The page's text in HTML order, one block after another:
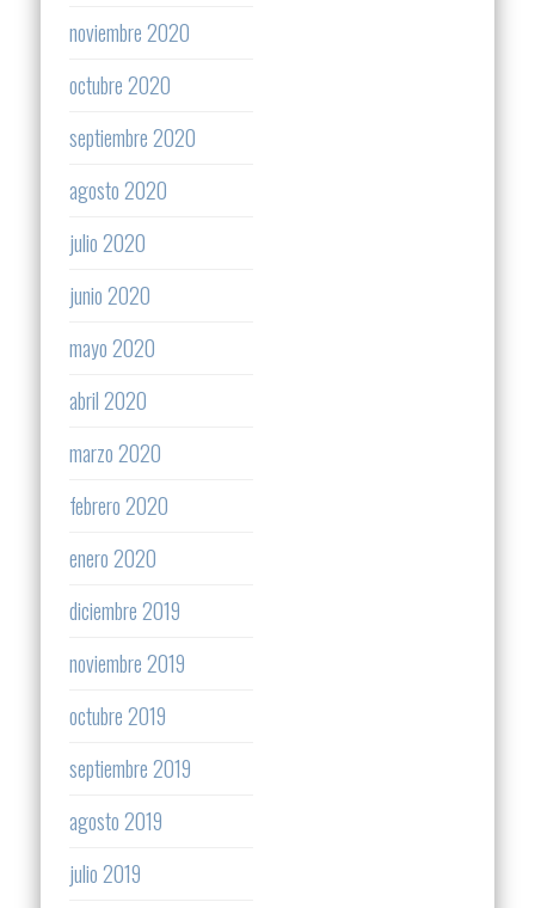
noviembre 2020
octubre 2020
septiembre 2020
agosto 2020
julio 2020
junio 2020
mayo 2020
abril 2020
marzo 2020
febrero 2020
enero 2020
diciembre 2019
noviembre 2019
octubre 2019
septiembre 2019
agosto 2019
julio 2019